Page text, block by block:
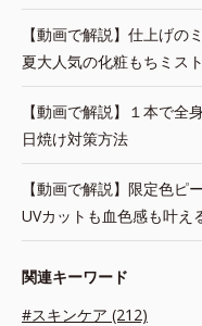
【動画で解説】仕上げの
夏大人気の化粧もちミス
【動画で解説】１本で全
日焼け対策方法
【動画で解説】限定色ピ
UVカットも血色感も叶え
関連キーワード
#スキンケア (212)